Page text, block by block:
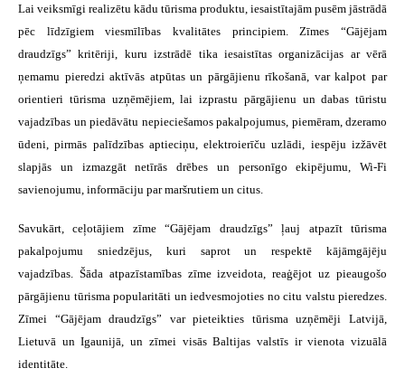
Lai veiksmīgi realizētu kādu tūrisma produktu, iesaistītajām pusēm jāstrādā
pēc līdzīgiem viesmīlības kvalitātes principiem. Zīmes “Gājējam
draudzīgs” kritēriji, kuru izstrādē tika iesaistītas organizācijas ar vērā
ņemamu pieredzi aktīvās atpūtas un pārgājienu rīkošanā, var kalpot par
orientieri tūrisma uzņēmējiem, lai izprastu pārgājienu un dabas tūristu
vajadzības un piedāvātu nepieciešamos pakalpojumus, piemēram, dzeramo
ūdeni, pirmās palīdzības aptieciņu, elektroierīču uzlādi, iespēju izžāvēt
slapjās un izmazgāt netīrās drēbes un personīgo ekipējumu, Wi-Fi
savienojumu, informāciju par maršrutiem un citus.
Savukārt, ceļotājiem zīme “Gājējam draudzīgs” ļauj atpazīt tūrisma
pakalpojumu sniedzējus, kuri saprot un respektē kājāmgājēju
vajadzības. Šāda atpazīstamības zīme izveidota, reaģējot uz pieaugošo
pārgājienu tūrisma popularitāti un iedvesmojoties no citu valstu pieredzes.
Zīmei “Gājējam draudzīgs” var pieteikties tūrisma uzņēmēji Latvijā,
Lietuvā un Igaunijā, un zīmei visās Baltijas valstīs ir vienota vizuālā
identitāte.